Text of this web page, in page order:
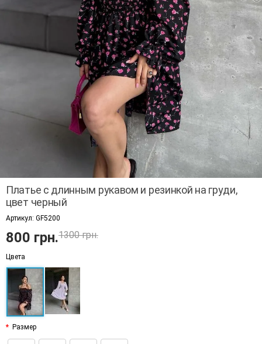
Платье с длинным рукавом и резинкой на груди,
цвет черный
Артикул: GF5200
800 грн.1300 грн.
Цвета
Размер